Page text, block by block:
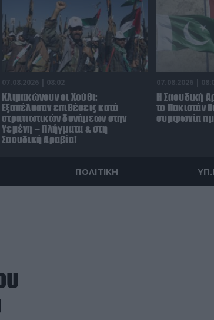
07.08.2026 | 08:02
Κλιμακώνουν οι Χούθι:
Eξαπέλυσαν επιθέσεις κατά
στρατιωτικών δυνάμεων στην
Υεμένη – Πλήγματα & στη
Σαουδική Αραβία!
07.08.2026 |
Η Σαουδική
το Πακιστάν
συμφωνία
ΠΟΛΙΤΙΚΗ